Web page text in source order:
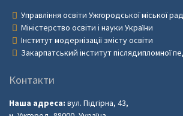
Управління освіти Ужгородської міської
Міністерство освіти і науки України
Інститут модернізації змісту освіти
Закарпатський інститут післядипломної
Контакти
Наша адреса: вул. Підгірна, 43,